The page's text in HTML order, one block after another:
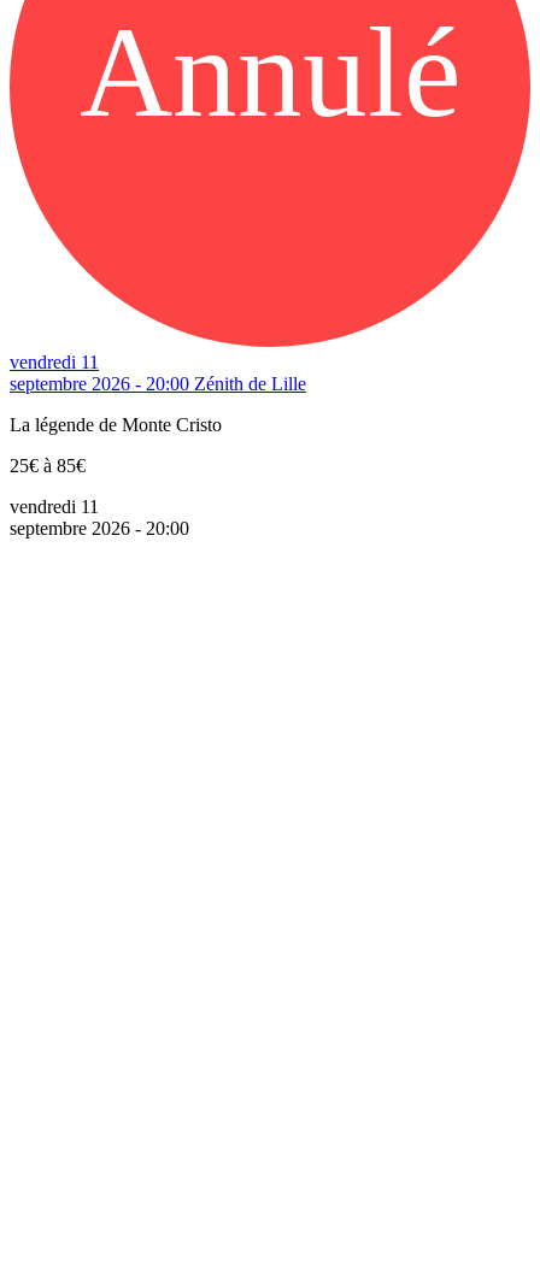
Annulé
vendredi 11
septembre 2026 - 20:00 Zénith de Lille
La légende de Monte Cristo
25€ à 85€
vendredi 11
septembre 2026 - 20:00